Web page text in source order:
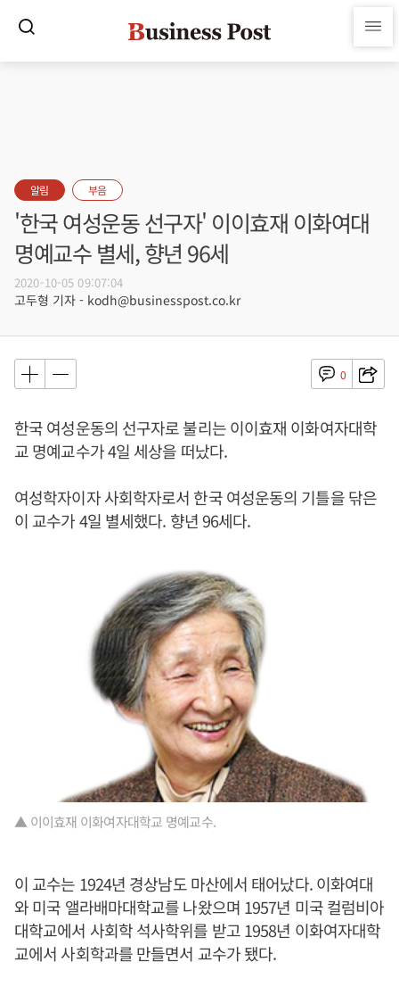
알림 부음
'한국 여성운동 선구자' 이이효재 이화여대
명예교수 별세, 향년 96세
2020-10-05 09:07:04
고두형 기자 - kodh@businesspost.co.kr
0
한국 여성운동의 선구자로 불리는 이이효재 이화여자대학
교 명예교수가 4일 세상을 떠났다.
여성학자이자 사회학자로서 한국 여성운동의 기틀을 닦은
이 교수가 4일 별세했다. 향년 96세다.
▲ 이이효재 이화여자대학교 명예교수.
이 교수는 1924년 경상남도 마산에서 태어났다. 이화여대
와 미국 앨라배마대학교를 나왔으며 1957년 미국 컬럼비아
대학교에서 사회학 석사학위를 받고 1958년 이화여자대학
교에서 사회학과를 만들면서 교수가 됐다.